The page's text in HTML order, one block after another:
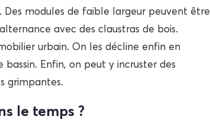
Des modules de faible largeur peuvent être
avec des claustras de bois.
urbain. On les décline enfin en
Enfin, on peut y incruster des
grimpantes.
le temps ?